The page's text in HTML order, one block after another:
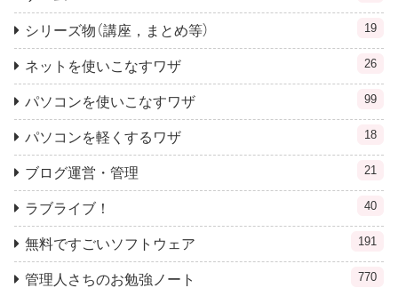
シリーズ物（講座，まとめ等） 19
ネットを使いこなすワザ 26
パソコンを使いこなすワザ 99
パソコンを軽くするワザ 18
ブログ運営・管理 21
ラブライブ！ 40
無料ですごいソフトウェア 191
管理人さちのお勉強ノート 770